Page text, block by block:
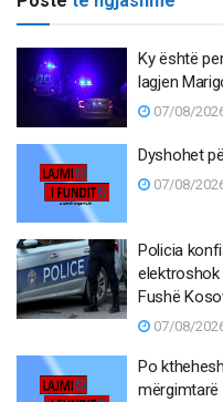
Ky është
lagjen
07/08/
Dyshohet
07/08/
Policia
elektroshok
Fushë
07/08/
Po
mërgimtarë